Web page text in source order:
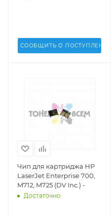
СООБЩИТЬ О ПОСТУПЛЕНИИ
Чип для картриджа HP
LaserJet Enterprise 700,
M712, M725 (DV Inc.) -
Достаточно